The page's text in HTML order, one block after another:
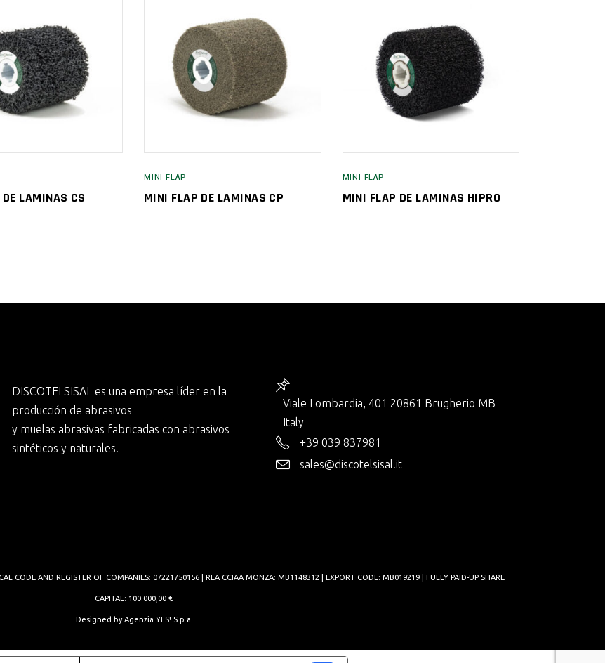
LAMINAS CS
MINI FLAP
MINI FLAP DE LAMINAS CP
MINI FLAP
MINI FLAP DE LAMINAS HIPRO
DISCOTELSISAL es una empresa líder en la
producción de abrasivos
y muelas abrasivas fabricadas con abrasivos
sintéticos y naturales.
Viale Lombardia, 401 20861 Brugherio MB
Italy
+39 039 837981
sales@discotelsisal.it
CODE AND REGISTER OF COMPANIES: 07221750156 | REA CCIAA MONZA: MB1148312 | EXPORT CODE: MB019219 | FULLY PAID-UP SHARE
CAPITAL: 100.000,00 €
Designed byAgenzia YES! S.p.a